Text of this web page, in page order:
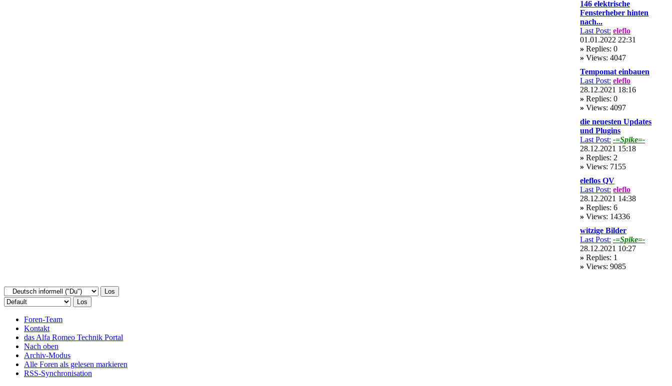
146 elektrische
Fensterheber hinten
nach...
Last Post: eleflo
01.01.2022 22:31
» Replies: 0
» Views: 4047
Tempomat einbauen
Last Post: eleflo
28.12.2021 18:16
» Replies: 0
» Views: 4097
die neuesten Updates
und Plugins
Last Post: -=Spike=-
28.12.2021 15:18
» Replies: 2
» Views: 7155
eleflos QV
Last Post: eleflo
28.12.2021 14:38
» Replies: 6
» Views: 14336
witzige Bilder
Last Post: -=Spike=-
28.12.2021 10:27
» Replies: 1
» Views: 9085
Foren-Team
Kontakt
das Alfa Romeo Technik Portal
Nach oben
Archiv-Modus
Alle Foren als gelesen markieren
RSS-Synchronisation